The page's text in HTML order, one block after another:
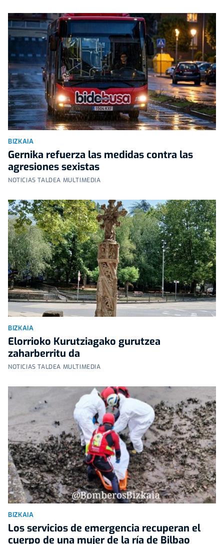
BIZKAIA
Gernika refuerza las medidas contra las
agresiones sexistas
NOTICIAS TALDEA MULTIMEDIA
BIZKAIA
Elorrioko Kurutziagako gurutzea
zaharberritu da
NOTICIAS TALDEA MULTIMEDIA
BIZKAIA
Los servicios de emergencia recuperan el
cuerpo de una mujer de la ría de Bilbao